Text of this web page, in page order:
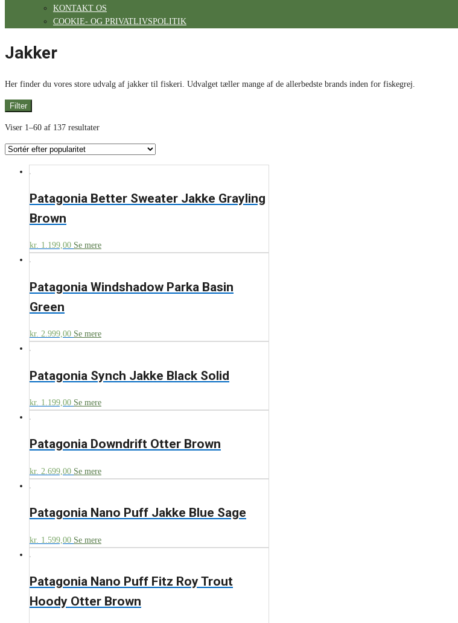
KONTAKT OS
COOKIE- OG PRIVATLIVSPOLITIK
Jakker
Her finder du vores store udvalg af jakker til fiskeri. Udvalget tæller mange af de allerbedste brands inden for fiskegrej.
Filter
Viser 1–60 af 137 resultater
Patagonia Better Sweater Jakke Grayling
Brown
kr. 1.199,00 Se mere
Patagonia Windshadow Parka Basin
Green
kr. 2.999,00 Se mere
Patagonia Synch Jakke Black Solid
kr. 1.199,00 Se mere
Patagonia Downdrift Otter Brown
kr. 2.699,00 Se mere
Patagonia Nano Puff Jakke Blue Sage
kr. 1.599,00 Se mere
Patagonia Nano Puff Fitz Roy Trout
Hoody Otter Brown